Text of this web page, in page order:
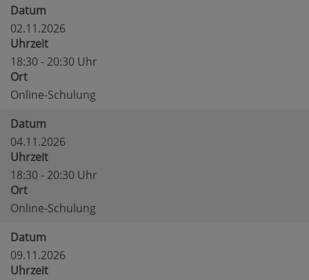
Datum
02.11.2026
Uhrzeit
18:30 - 20:30 Uhr
Ort
Online-Schulung
Datum
04.11.2026
Uhrzeit
18:30 - 20:30 Uhr
Ort
Online-Schulung
Datum
09.11.2026
Uhrzeit